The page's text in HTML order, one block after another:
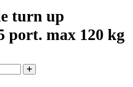
turn up
port. max 120 kg